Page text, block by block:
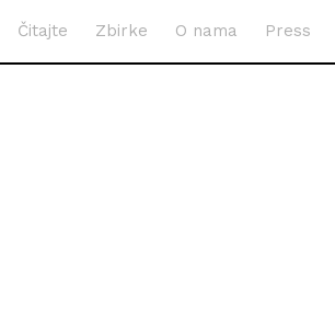
Čitajte Zbirke O nama Press